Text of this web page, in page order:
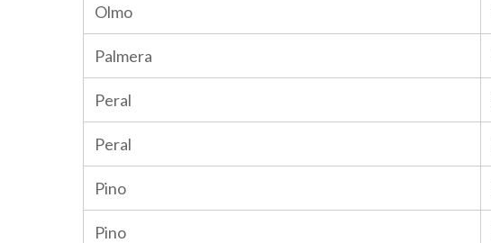
Olmo
Palmera
Peral
Peral
Pino
Pino